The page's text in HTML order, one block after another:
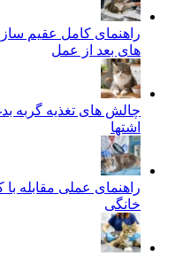
راهنمای کامل عقیم
های بعد از عمل
چالش‌ های تغذیه گربه
اشتها
راهنمای عملی مقابله
خانگی